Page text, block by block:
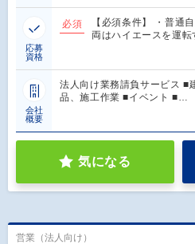
応募
資格
必須
【必須条件】 ・普通
両はハイエースを運
会社
概要
法人向け業務請負サービス ■
品、施工作業 ■イベント ■…
気になる
営業（法人向け）